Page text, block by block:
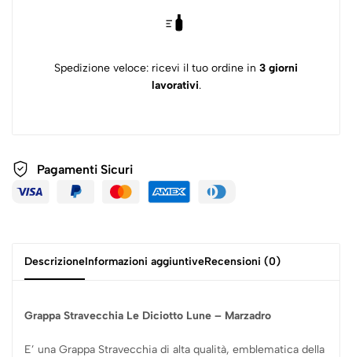
Spedizione veloce: ricevi il tuo ordine in 3 giorni
lavorativi.
Pagamenti Sicuri
DescrizioneInformazioni aggiuntiveRecensioni (0)
Grappa Stravecchia Le Diciotto Lune – Marzadro
E’ una Grappa Stravecchia di alta qualità, emblematica della